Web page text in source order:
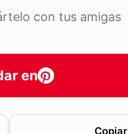
con tus amigas
en
Copiar